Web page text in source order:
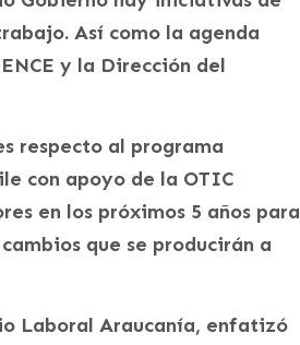
Así como la agenda
y la Dirección del
respecto al programa
con apoyo de la OTIC
en los próximos 5 años para
que se producirán a
Laboral Araucanía, enfatizó